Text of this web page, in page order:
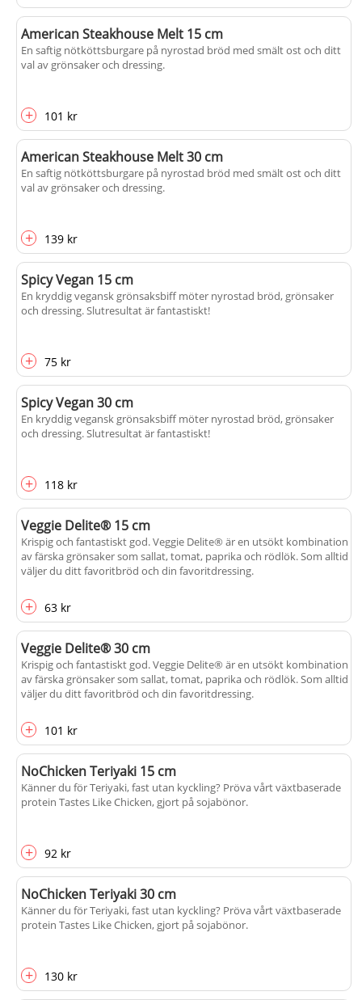
American Steakhouse Melt 15 cm
En saftig nötköttsburgare på nyrostad bröd med smält ost och ditt
val av grönsaker och dressing.
+ 101 kr
American Steakhouse Melt 30 cm
En saftig nötköttsburgare på nyrostad bröd med smält ost och ditt
val av grönsaker och dressing.
+ 139 kr
Spicy Vegan 15 cm
En kryddig vegansk grönsaksbiff möter nyrostad bröd, grönsaker
och dressing. Slutresultat är fantastiskt!
+ 75 kr
Spicy Vegan 30 cm
En kryddig vegansk grönsaksbiff möter nyrostad bröd, grönsaker
och dressing. Slutresultat är fantastiskt!
+ 118 kr
Veggie Delite® 15 cm
Krispig och fantastiskt god. Veggie Delite® är en utsökt kombination
av färska grönsaker som sallat, tomat, paprika och rödlök. Som alltid
väljer du ditt favoritbröd och din favoritdressing.
+ 63 kr
Veggie Delite® 30 cm
Krispig och fantastiskt god. Veggie Delite® är en utsökt kombination
av färska grönsaker som sallat, tomat, paprika och rödlök. Som alltid
väljer du ditt favoritbröd och din favoritdressing.
+ 101 kr
NoChicken Teriyaki 15 cm
Känner du för Teriyaki, fast utan kyckling? Pröva vårt växtbaserade
protein Tastes Like Chicken, gjort på sojabönor.
+ 92 kr
NoChicken Teriyaki 30 cm
Känner du för Teriyaki, fast utan kyckling? Pröva vårt växtbaserade
protein Tastes Like Chicken, gjort på sojabönor.
+ 130 kr